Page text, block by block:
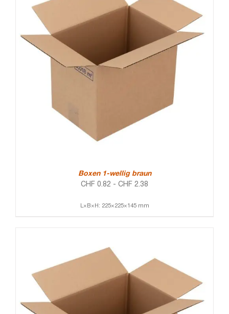
Boxen 1-wellig braun
CHF 0.82 - CHF 2.38
L×B×H: 225×225×145 mm